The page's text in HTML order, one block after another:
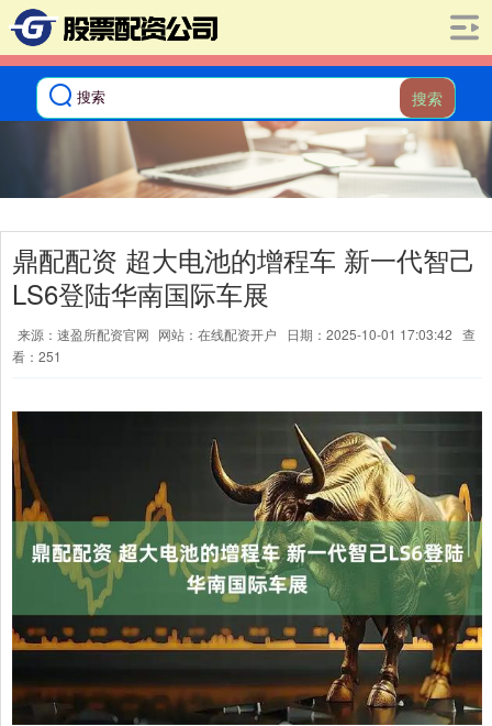
搜索
鼎配配资 超大电池的增程车 新一代智己
LS6登陆华南国际车展
来源：速盈所配资官网 网站：在线配资开户 日期：2025-10-01 17:03:42 查
看：251